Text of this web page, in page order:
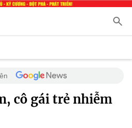
cô gái trẻ nhiễm